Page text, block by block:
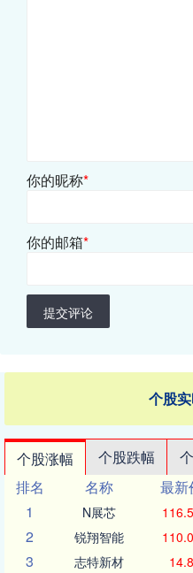
你的昵称*
你的邮箱*
提交评论
个股
个股涨幅 个股跌幅
排名
名称 最新
1
N展芯
2 锐翔智能
3 志特新材 14.8